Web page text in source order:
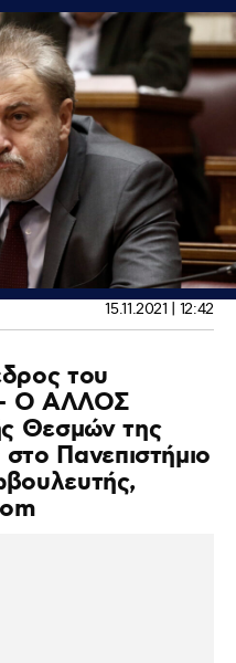
15.11.2021 | 12:42
του
Ο ΑΛΛΟΣ
Θεσμών της
Πανεπιστήμιο